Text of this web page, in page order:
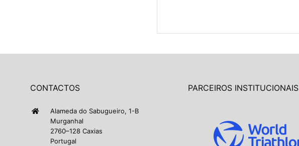
CONTACTOS
Alameda do Sabugueiro, 1-B
Murganhal
2760–128 Caxias
Portugal
PARCEIROS INSTITUCIONAIS